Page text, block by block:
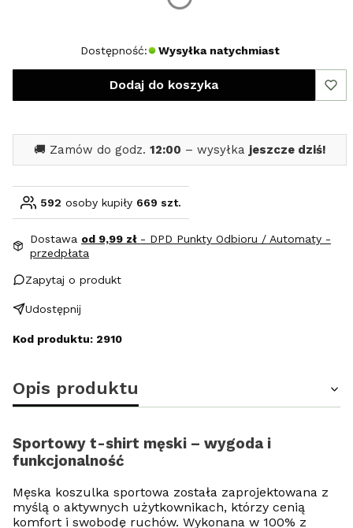
Dostępność: Wysyłka natychmiast
Dodaj do koszyka
🚚 Zamów do godz. 12:00 – wysyłka jeszcze dziś!
592 osoby kupiły 669 szt.
Dostawa od 9,99 zł - DPD Punkty Odbioru / Automaty -
przedpłata
Zapytaj o produkt
Udostępnij
Kod produktu: 2910
Opis produktu
Sportowy t-shirt męski – wygoda i
funkcjonalność
Męska koszulka sportowa została zaprojektowana z
myślą o aktywnych użytkownikach, którzy cenią
komfort i swobodę ruchów. Wykonana w 100% z